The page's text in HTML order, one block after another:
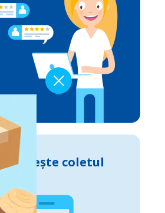
Urmărește coletul